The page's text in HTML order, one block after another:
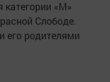
категории «М»
Слободе.
его родителями